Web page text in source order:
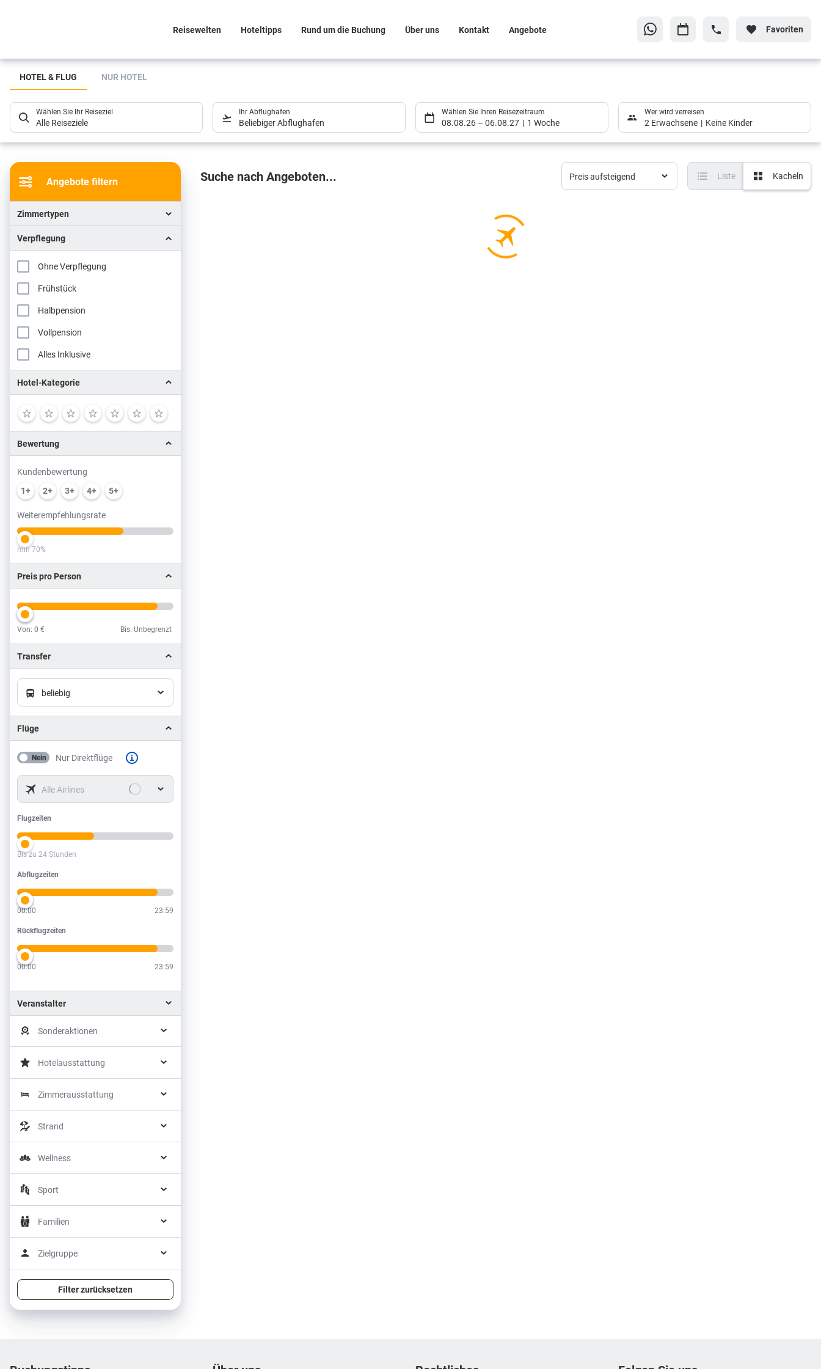
Reisewelten Hoteltipps Rund um die Buchung Über uns Kontakt Angebote Favoriten
Suchlistenseite
HOTEL & FLUG NUR HOTEL
Wählen Sie Ihr Reiseziel
Alle Reiseziele
Ihr Abflughafen
Beliebiger Abflughafen
Wählen Sie Ihren Reisezeitraum
08.08.26 – 06.08.27 1 Woche
Wer wird verreisen
2 Erwachsene Keine Kinder
Angebote filtern
Zimmertypen
Verpflegung
Ohne Verpflegung
Frühstück
Halbpension
Vollpension
Alles Inklusive
Hotel-Kategorie
Bewertung
Kundenbewertung
1+
2+ 3+ 4+ 5+
Weiterempfehlungsrate
Slider
min 70%
Preis pro Person
Von: 0 € Bis: Unbegrenzt
Transfer
beliebig
Flüge
Nein Nur Direktflüge
Alle Airlines
Flugzeiten
Flugzeiten
Bis zu 24 Stunden
Abflugzeiten
Abflugzeiten
00:00 23:59
Rückflugzeiten
Rückflugzeiten
00:00 23:59
Veranstalter
Sonderaktionen
Hotelausstattung
Zimmerausstattung
Strand
Wellness
Sport
Familien
Zielgruppe
Filter zurücksetzen
Suchergebnisse
Suche nach Angeboten... Preis aufsteigend Liste Kacheln